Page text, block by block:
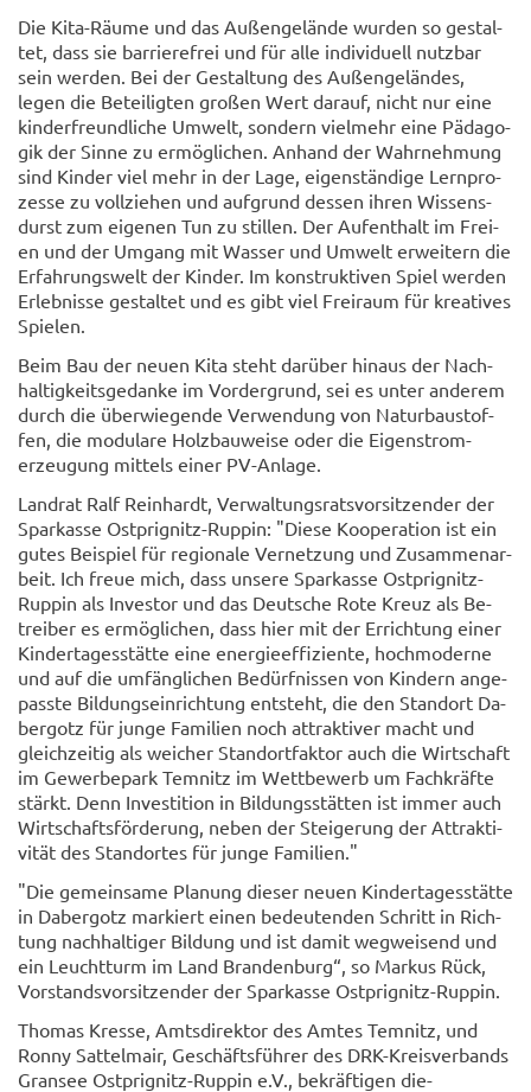
Die Kita-​Räume und das Au­ßen­ge­län­de wur­den so ge­stal­
tet, dass sie bar­rie­re­frei und für alle in­di­vi­du­ell nutz­bar
sein wer­den. Bei der Ge­stal­tung des Au­ßen­ge­län­des,
legen die Be­tei­lig­ten gro­ßen Wert dar­auf, nicht nur eine
kin­der­freund­li­che Um­welt, son­dern viel­mehr eine Päd­ago­
gik der Sinne zu er­mög­li­chen. An­hand der Wahr­neh­mung
sind Kin­der viel mehr in der Lage, ei­gen­stän­di­ge Lern­pro­
zes­se zu voll­zie­hen und auf­grund des­sen ihren Wis­sens­
durst zum ei­ge­nen Tun zu stil­len. Der Auf­ent­halt im Frei­
en und der Um­gang mit Was­ser und Um­welt er­wei­tern die
Er­fah­rungs­welt der Kin­der. Im kon­struk­ti­ven Spiel wer­den
Er­leb­nis­se ge­stal­tet und es gibt viel Frei­raum für krea­ti­ves
Spie­len.
Beim Bau der neuen Kita steht dar­über hin­aus der Nach­
hal­tig­keits­ge­dan­ke im Vor­der­grund, sei es unter an­de­rem
durch die über­wie­gen­de Ver­wen­dung von Na­tur­bau­stof­
fen, die mo­du­la­re Holz­bau­wei­se oder die Ei­gen­strom­
erzeu­gung mit­tels einer PV-​Anlage.
Land­rat Ralf Rein­hardt, Ver­wal­tungs­rats­vor­sit­zen­der der
Spar­kas­se Ostprignitz-​Ruppin: "Diese Ko­ope­ra­ti­on ist ein
gutes Bei­spiel für re­gio­na­le Ver­net­zung und Zu­sam­men­ar­
beit. Ich freue mich, dass un­se­re Spar­kas­se Ostprignitz-​
Ruppin als In­ves­tor und das Deut­sche Rote Kreuz als Be­
trei­ber es er­mög­li­chen, dass hier mit der Er­rich­tung einer
Kin­der­ta­ges­stät­te eine en­er­gie­ef­fi­zi­en­te, hoch­mo­der­ne
und auf die um­fäng­li­chen Be­dürf­nis­sen von Kin­dern an­ge­
pass­te Bil­dungs­ein­rich­tung ent­steht, die den Stand­ort Da­
ber­gotz für junge Fa­mi­li­en noch at­trak­ti­ver macht und
gleich­zei­tig als wei­cher Stand­ort­fak­tor auch die Wirt­schaft
im Ge­wer­be­park Tem­nitz im Wett­be­werb um Fach­kräf­te
stärkt. Denn In­ves­ti­ti­on in Bil­dungs­stät­ten ist immer auch
Wirt­schafts­för­de­rung, neben der Stei­ge­rung der At­trak­ti­
vi­tät des Stand­or­tes für junge Fa­mi­li­en."
"Die ge­mein­sa­me Pla­nung die­ser neuen Kin­der­ta­ges­stät­te
in Da­ber­gotz mar­kiert einen be­deu­ten­den Schritt in Rich­
tung nach­hal­ti­ger Bil­dung und ist damit weg­wei­send und
ein Leucht­turm im Land Bran­den­burg“, so Mar­kus Rück,
Vor­stands­vor­sit­zen­der der Spar­kas­se Ostprignitz-​Ruppin.
Tho­mas Kres­se, Amts­di­rek­tor des Amtes Tem­nitz, und
Ronny Sat­tel­mair, Ge­schäfts­füh­rer des DRK-​Kreisverbands
Gran­see Ostprignitz-​Ruppin e.V., be­kräf­ti­gen die­